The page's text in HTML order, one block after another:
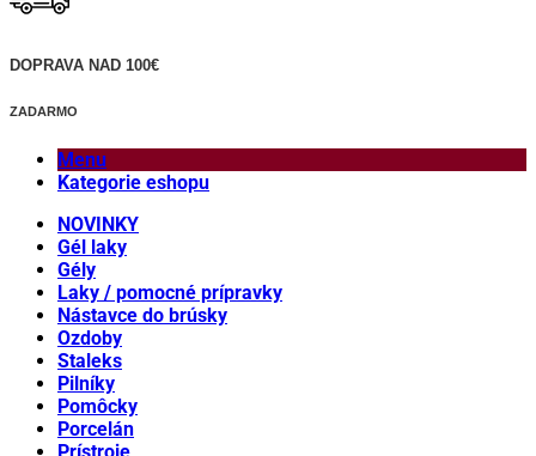
DOPRAVA NAD 100€
ZADARMO
Menu
Kategorie eshopu
NOVINKY
Gél laky
Gély
Laky / pomocné prípravky
Nástavce do brúsky
Ozdoby
Staleks
Pilníky
Pomôcky
Porcelán